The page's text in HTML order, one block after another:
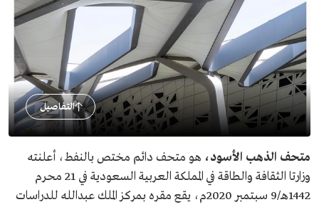
التفاصيل
متحف الذهب الأسود، هو متحف دائم مختص بالنفط، أعلنته
وزارتا الثقافة والطاقة في المملكة العربية السعودية في 21 محرم
1442هـ/9 سبتمبر 2020م، يقع مقره بمركز الملك عبدالله للدراسات